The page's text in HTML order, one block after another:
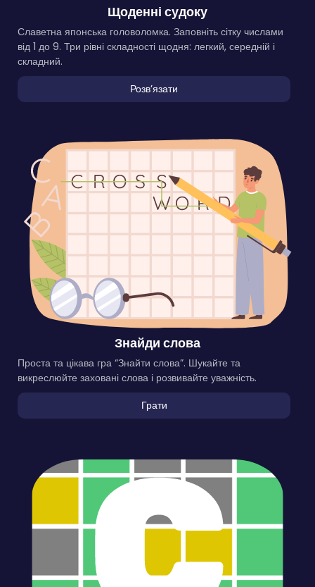
Щоденні судоку
Славетна японська головоломка. Заповніть сітку числами
від 1 до 9. Три рівні складності щодня: легкий, середній і
складний.
Розвʼязати
Знайди слова
Проста та цікава гра “Знайти слова”. Шукайте та
викреслюйте заховані слова і розвивайте уважність.
Грати